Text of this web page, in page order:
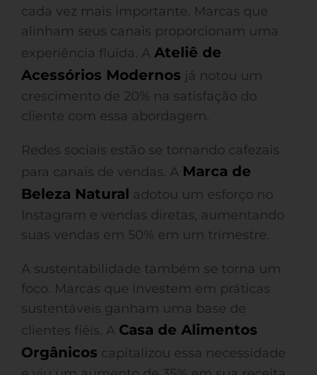
cada vez mais importante. Marcas que
alinham seus canais proporcionam uma
experiência fluida. A Ateliê de
Acessórios Modernos já notou um
crescimento de 20% na satisfação do
cliente com essa abordagem.
Redes sociais estão se tornando cafezais
para canais de vendas. A Marca de
Beleza Natural adotou um esforço no
Instagram e vendas diretas, aumentando
suas vendas em 50% em um trimestre.
A sustentabilidade também se torna um
foco. Marcas que investem em práticas
sustentáveis ganham uma base de
clientes fiéis. A Casa de Alimentos
Orgânicos capitalizou essa necessidade